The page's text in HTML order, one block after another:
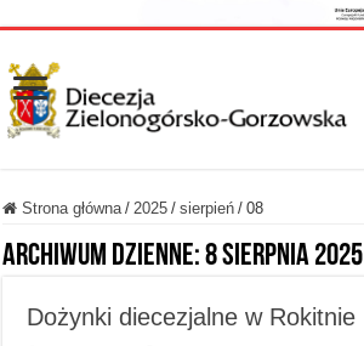
Strona główna / 2025 / sierpień / 08
Archiwum dzienne:8 sierpnia 2025
Dożynki diecezjalne w Rokitnie